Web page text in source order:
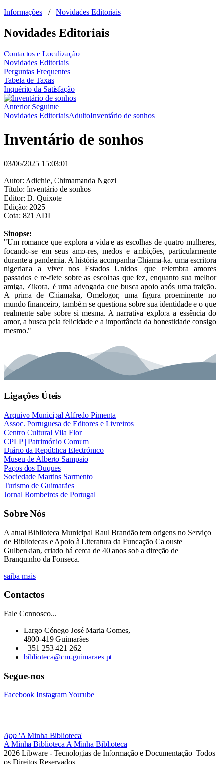
Informações
/ Novidades Editoriais
Novidades Editoriais
Contactos e Localização
Novidades Editoriais
Perguntas Frequentes
Tabela de Taxas
Inquérito da Satisfação
Anterior Seguinte
Novidades EditoriaisAdultoInventário de sonhos
Inventário de sonhos
03/06/2025 15:03:01
Autor: Adichie, Chimamanda Ngozi
Título: Inventário de sonhos
Editor: D. Quixote
Edição: 2025
Cota: 821 ADI
Sinopse:
"Um romance que explora a vida e as escolhas de quatro mulheres,
focando-se em seus amo-res, medos e ambições, particularmente
durante a pandemia. A história acompanha Chiama-ka, uma escritora
nigeriana a viver nos Estados Unidos, que relembra amores
passados e re-flete sobre as escolhas que fez, enquanto sua melhor
amiga, Zikora, é uma advogada que busca apoio após uma traição.
A prima de Chiamaka, Omelogor, uma figura proeminente no
mundo financeiro, também se questiona sobre sua identidade e o que
realmente sabe sobre si mesma. A narrativa explora a essência do
amor, a busca pela felicidade e a importância da honestidade consigo
mesmo."
Ligações Úteis
Arquivo Municipal Alfredo Pimenta
Assoc. Portuguesa de Editores e Livreiros
Centro Cultural Vila Flor
CPLP | Património Comum
Diário da República Electrónico
Museu de Alberto Sampaio
Paços dos Duques
Sociedade Martins Sarmento
Turismo de Guimarães
Jornal Bombeiros de Portugal
Sobre Nós
A atual Biblioteca Municipal Raul Brandão tem origens no Serviço
de Bibliotecas e Apoio à Literatura da Fundação Calouste
Gulbenkian, criado há cerca de 40 anos sob a direção de
Branquinho da Fonseca.
saiba mais
Contactos
Fale Connosco...
Largo Cónego José Maria Gomes,
4800-419 Guimarães
+351 253 421 262
biblioteca@cm-guimaraes.pt
Segue-nos
Facebook InstagramYoutube
App 'A Minha Biblioteca'
A Minha Biblioteca A Minha Biblioteca
2026 Libware - Tecnologias de Informação e Documentação. Todos
os Direitos Reservados